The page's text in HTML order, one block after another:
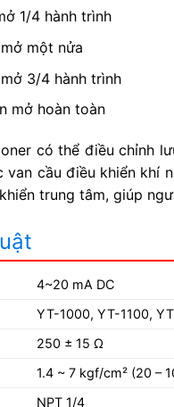
1/4 hành trình
một nửa
3/4 hành trình
mở hoàn toàn
có thể điều chỉnh
van cầu điều khiển khí
trung tâm, giúp
4~20 mA DC
YT-1000, YT-1100,
250 ± 15 Ω
1.4 ~ 7 kgf/cm² (20 –
NPT 1/4